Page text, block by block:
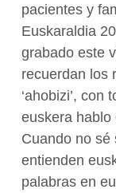
pacientes y
Euskaraldia
grabado este
recuerdan los
‘ahobizi’, con
euskera hablo
Cuando no sé
entienden
palabras en